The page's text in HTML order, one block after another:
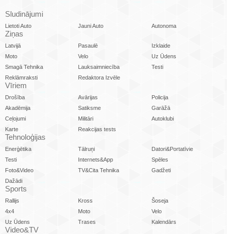
Sludinājumi
Lietoti Auto Jauni Auto Autonoma
Ziņas
Latvijā Pasaulē
Izklaide
Moto
Velo
Uz Ūdens
Smagā Tehnika
Lauksaimniecība
Testi
Reklāmraksti
Redaktora Izvēle
Vīriem
Drošība Avārijas
Policija
Akadēmija
Satiksme
Garāžā
Ceļojumi
Militāri
Autoklubi
Karte
Reakcijas tests
Tehnoloģijas
Enerģētika Tālruņi
Datori&Portatīvie
Testi
Internets&App
Spēles
Foto&Video
TV&Cita Tehnika
Gadžeti
Dažādi
Sports
Rallijs Kross
Šoseja
4x4
Moto
Velo
Uz Ūdens
Trases Kalendārs
Video&TV